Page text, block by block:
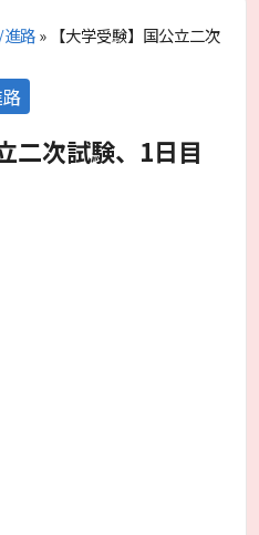
路» 【大学受験】国公立二次
二次試験、1日目